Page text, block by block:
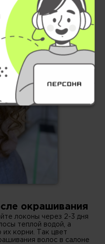
окрашивания
локоны через 2-3 дня
теплой водой, а
корни. Так цвет
волос в салоне